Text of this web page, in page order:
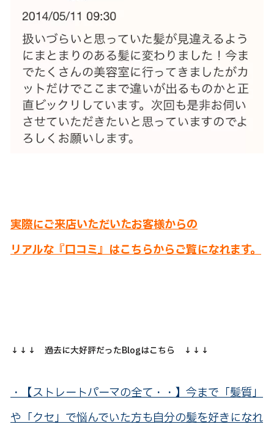
実際にご来店いただいたお客様からの
リアルな『口コミ』はこちらからご覧になれます。
↓↓↓ 過去に大好評だったBlogはこちら ↓↓↓
・【ストレートパーマの全て・・】今まで「髪質」
や「クセ」で悩んでいた方も自分の髪を好きになれ